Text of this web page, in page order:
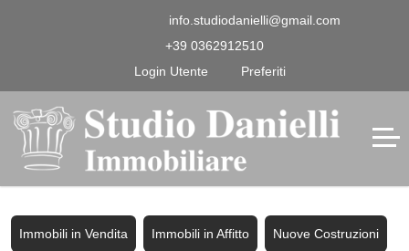
info.studiodanielli@gmail.com
+39 0362912510
Login Utente
Preferiti
Immobili in Vendita Immobili in Affitto Nuove Costruzioni